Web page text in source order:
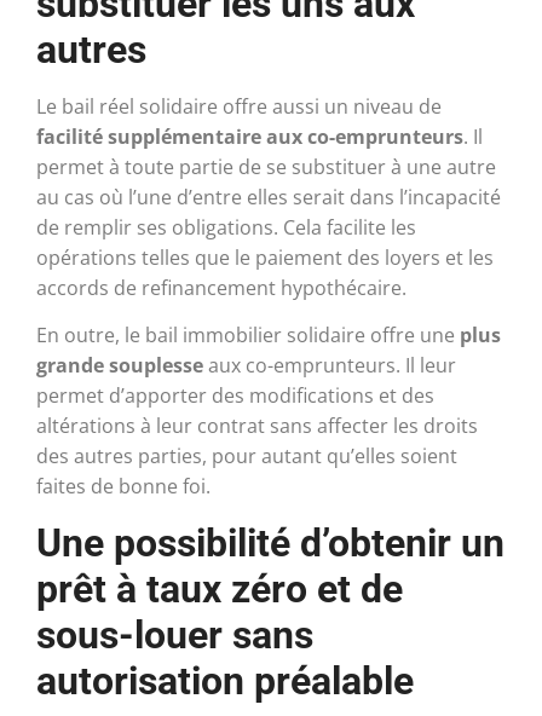
autres
Le bail réel solidaire offre aussi un niveau de
facilité supplémentaire aux co-emprunteurs. Il
permet à toute partie de se substituer à une autre
au cas où l’une d’entre elles serait dans l’incapacité
de remplir ses obligations. Cela facilite les
opérations telles que le paiement des loyers et les
accords de refinancement hypothécaire.
En outre, le bail immobilier solidaire offre une plus
grande souplesseaux co-emprunteurs. Il leur
permet d’apporter des modifications et des
altérations à leur contrat sans affecter les droits
des autres parties, pour autant qu’elles soient
faites de bonne foi.
Une possibilité d’obtenir un
prêt à taux zéro et de
sous-louer sans
autorisation préalable